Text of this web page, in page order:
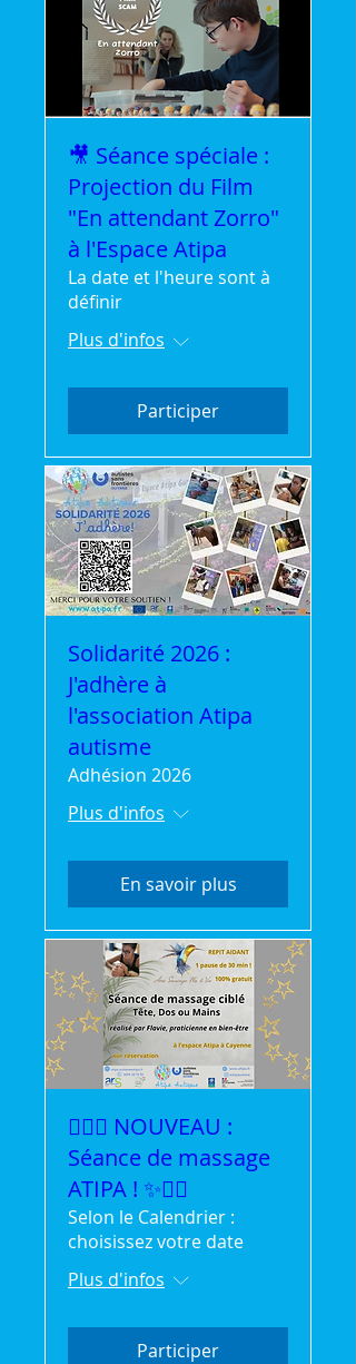
🎥 Séance spéciale :
Projection du Film
"En attendant Zorro"
à l'Espace Atipa
La date et l'heure sont à
définir
Plus d'infos
Participer
Solidarité 2026 :
J'adhère à
l'association Atipa
autisme
Adhésion 2026
Plus d'infos
En savoir plus
💆‍♀️✨ NOUVEAU :
Séance de massage
ATIPA ! ✨💆‍♂️
Selon le Calendrier :
choisissez votre date
Plus d'infos
Participer